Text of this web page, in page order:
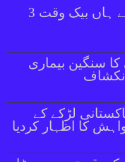
عمرکوٹ: خاتون کے ہاں بیک وقت 3
سنگین بیماری
لڑکے کے
کا اظہار کردیا